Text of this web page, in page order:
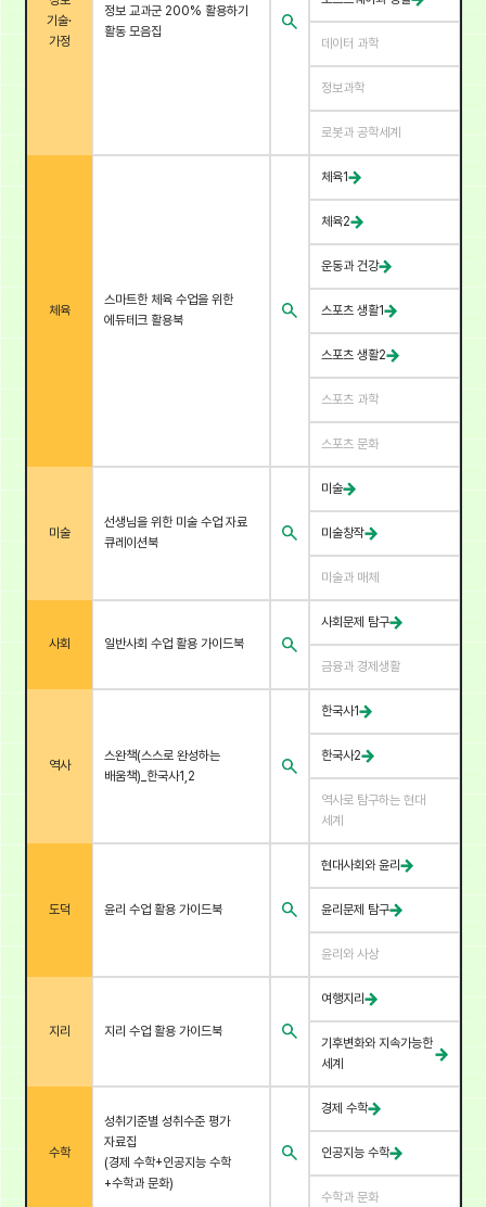
기술·
가정
정보 교과군 200% 활용하기
활동 모음집
데이터 과학
정보과학
로봇과 공학세계
체육
스마트한 체육 수업을 위한
에듀테크 활용북
체육1
체육2
운동과 건강
스포츠 생활1
스포츠 생활2
스포츠 과학
스포츠 문화
미술
선생님을 위한 미술 수업 자료
큐레이션북
미술
미술창작
미술과 매체
사회 일반사회 수업 활용 가이드북
사회문제 탐구
금융과 경제생활
역사
스완책(스스로 완성하는
배움책)_한국사1,2
한국사1
한국사2
역사로 탐구하는 현대
세계
도덕 윤리 수업 활용 가이드북
현대사회와 윤리
윤리문제 탐구
윤리와 사상
지리 지리 수업 활용 가이드북
여행지리
기후변화와 지속가능한
세계
수학
성취기준별 성취수준 평가
자료집
(경제 수학+인공지능 수학
+수학과 문화)
경제 수학
인공지능 수학
수학과 문화